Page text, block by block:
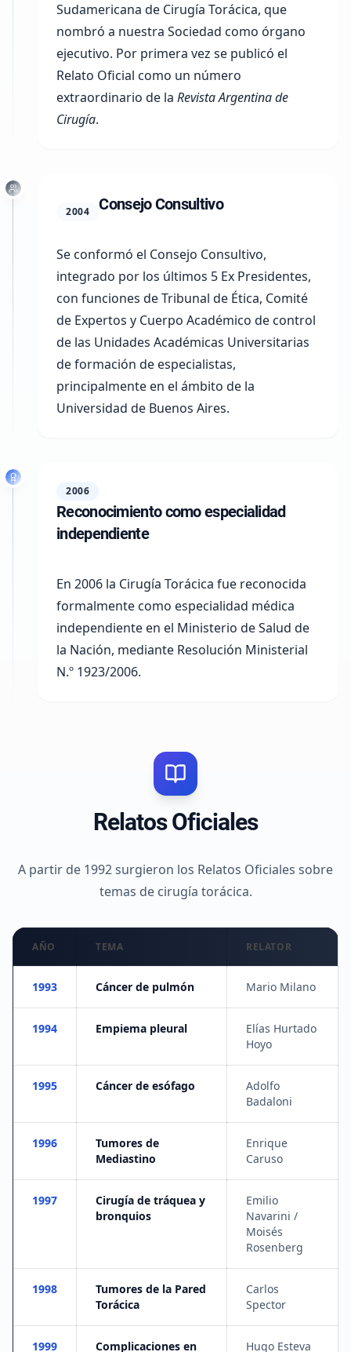
Sudamericana de Cirugía Torácica, que
nombró a nuestra Sociedad como órgano
ejecutivo. Por primera vez se publicó el
Relato Oficial como un número
extraordinario de la Revista Argentina de
Cirugía.
2004 Consejo Consultivo
Se conformó el Consejo Consultivo,
integrado por los últimos 5 Ex Presidentes,
con funciones de Tribunal de Ética, Comité
de Expertos y Cuerpo Académico de control
de las Unidades Académicas Universitarias
de formación de especialistas,
principalmente en el ámbito de la
Universidad de Buenos Aires.
2006
Reconocimiento como especialidad
independiente
En 2006 la Cirugía Torácica fue reconocida
formalmente como especialidad médica
independiente en el Ministerio de Salud de
la Nación, mediante Resolución Ministerial
N.º 1923/2006.
Relatos Oficiales
A partir de 1992 surgieron los Relatos Oficiales sobre
temas de cirugía torácica.
AÑO TEMA RELATOR
1993 Cáncer de pulmón Mario Milano
1994 Empiema pleural
Elías Hurtado
Hoyo
1995 Cáncer de esófago
Adolfo
Badaloni
1996
Tumores de
Mediastino
Enrique
Caruso
1997
Cirugía de tráquea y
bronquios
Emilio
Navarini /
Moisés
Rosenberg
1998
Tumores de la Pared
Torácica
Carlos
Spector
1999 Complicaciones en Hugo Esteva